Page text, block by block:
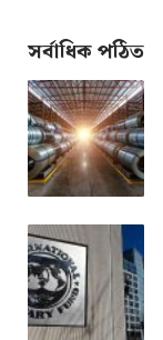
সর্বাধিক পঠিত